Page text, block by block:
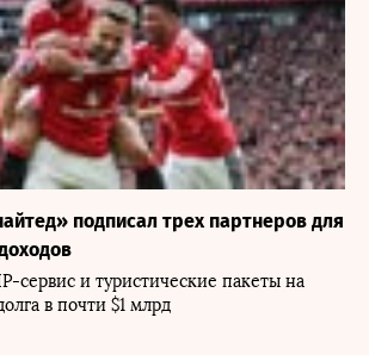
подписал трех партнеров для
сервис и туристические пакеты на
в почти $1 млрд